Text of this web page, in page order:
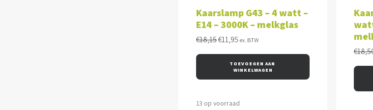
Kaarslamp G43 – 4 watt –
E14 – 3000K – melkglas
€18,15Oorspronkelijke
€18,15.
€11,95Huidige
€11,95.
ex. BTW
TOEVOEGEN AAN
WINKELWAGEN
13 op voorraad
€